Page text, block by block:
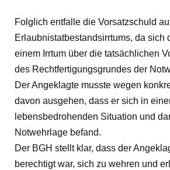
Folglich entfalle die Vorsatzschuld
Erlaubnistatbestandsirrtums, da sich
einem Irrtum über die tatsächlichen
des Rechtfertigungsgrundes der
Der Angeklagte musste wegen
davon ausgehen, dass er sich in
lebensbedrohenden Situation und
Notwehrlage befand.
Der BGH stellt klar, dass der
berechtigt war, sich zu wehren und